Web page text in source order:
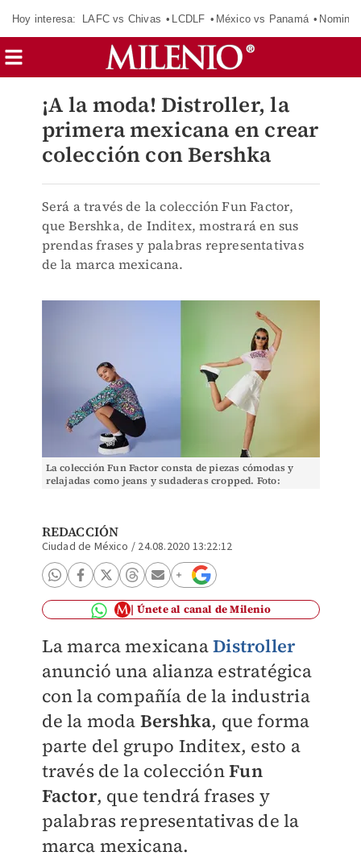
Hoy interesa: LAFC vs Chivas LCDLF México vs Panamá
¡A la moda! Distroller, la
primera mexicana en crear
colección con Bershka
Será a través de la colección Fun Factor,
que Bershka, de Inditex, mostrará en sus
prendas frases y palabras representativas
de la marca mexicana.
La colección Fun Factor consta de piezas cómodas y
relajadas como jeans y sudaderas cropped. Foto:
REDACCIÓN
Ciudad de México / 24.08.2020 13:22:12
Únete al canal de Milenio
La marca mexicanaDistroller
anunció una alianza estratégica
con la compañía de la industria
de la moda Bershka, que forma
parte del grupo Inditex, esto a
través de la colecciónFun
Factor, que tendrá frases y
palabras representativas de la
marca mexicana.